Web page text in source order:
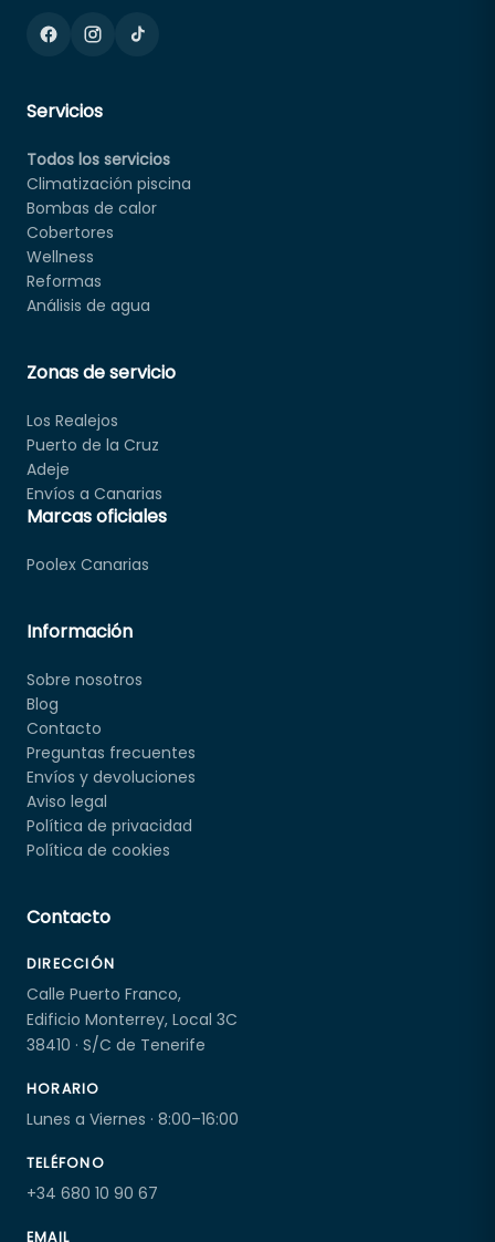
Servicios
Todos los servicios
Climatización piscina
Bombas de calor
Cobertores
Wellness
Reformas
Análisis de agua
Zonas de servicio
Los Realejos
Puerto de la Cruz
Adeje
Envíos a Canarias
Marcas oficiales
Poolex Canarias
Información
Sobre nosotros
Blog
Contacto
Preguntas frecuentes
Envíos y devoluciones
Aviso legal
Política de privacidad
Política de cookies
Contacto
DIRECCIÓN
Calle Puerto Franco,
Edificio Monterrey, Local 3C
38410 · S/C de Tenerife
HORARIO
Lunes a Viernes · 8:00–16:00
TELÉFONO
+34 680 10 90 67
EMAIL